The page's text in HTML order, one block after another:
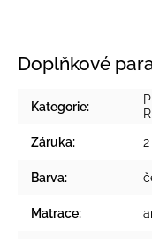
Doplňkové
Kategorie:
Záruka:
Barva:
Matrace: